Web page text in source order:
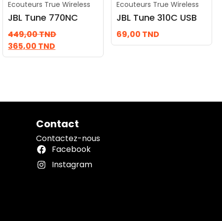
Ecouteurs True Wireless
JBL Tune 770NC
449,00TND
365,00 TND
Ecouteurs True Wireless
JBL Tune 310C USB
69,00 TND
Contact
Contactez-nous
Facebook
Instagram